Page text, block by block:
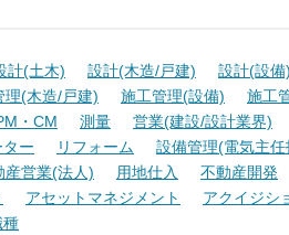
計(土木) 設計(木造/戸建) 設計(設備)
理(木造/戸建) 施工管理(設備) 施工
・CM 測量 営業(建設/設計業界)
ー
リフォーム 設備管理(電気主任
産営業(法人) 用地仕入 不動産開発
アセットマネジメント
アクイジシ
種